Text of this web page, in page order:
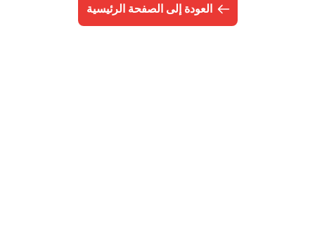
العودة إلى الصفحة الرئيسية